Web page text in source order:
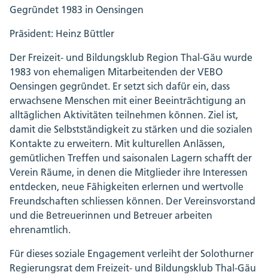
Gegründet 1983 in Oensingen
Präsident: Heinz Büttler
Der Freizeit- und Bildungsklub Region Thal-Gäu wurde
1983 von ehemaligen Mitarbeitenden der VEBO
Oensingen gegründet. Er setzt sich dafür ein, dass
erwachsene Menschen mit einer Beeinträchtigung an
alltäglichen Aktivitäten teilnehmen können. Ziel ist,
damit die Selbstständigkeit zu stärken und die sozialen
Kontakte zu erweitern. Mit kulturellen Anlässen,
gemütlichen Treffen und saisonalen Lagern schafft der
Verein Räume, in denen die Mitglieder ihre Interessen
entdecken, neue Fähigkeiten erlernen und wertvolle
Freundschaften schliessen können. Der Vereinsvorstand
und die Betreuerinnen und Betreuer arbeiten
ehrenamtlich.
Für dieses soziale Engagement verleiht der Solothurner
Regierungsrat dem Freizeit- und Bildungsklub Thal-Gäu